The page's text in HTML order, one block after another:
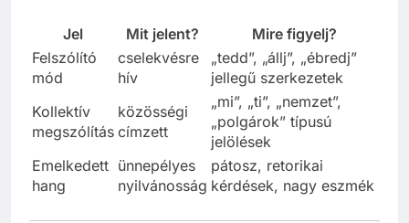
Jel Mit jelent?
Mire figyelj?
Felszólító
mód
cselekvésre
hív
„tedd”, „állj”, „ébredj”
jellegű szerkezetek
Kollektív
megszólítás
közösségi
címzett
„mi”, „ti”, „nemzet”,
„polgárok” típusú
jelölések
Emelkedett
hang
ünnepélyes
nyilvánosság
pátosz, retorikai
kérdések, nagy eszmék